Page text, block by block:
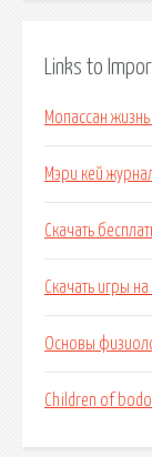
Links to
Мопассан жизнь
Мэри кей
Скачать
Скачать игры
Основы
Children of